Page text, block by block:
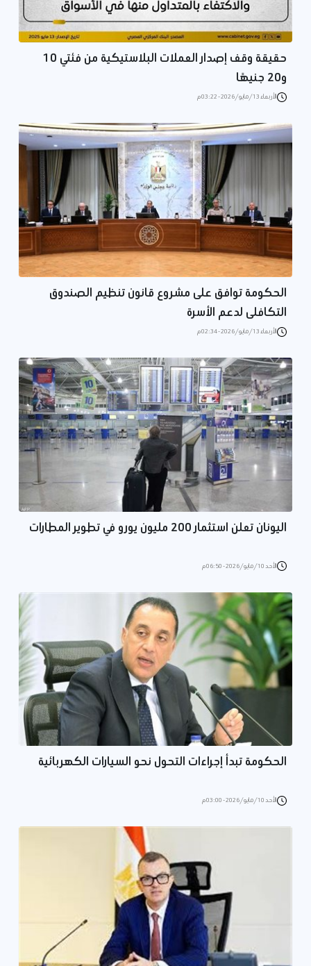
حقيقة وقف إصدار العملات البلاستيكية من فئتي 10
و20 جنيهًا
الأربعاء 13/مايو/2026 - 03:22 م
الحكومة توافق على مشروع قانون تنظيم الصندوق
التكافلى لدعم الأسرة
الأربعاء 13/مايو/2026 - 02:34 م
اليونان تعلن استثمار 200 مليون يورو في تطوير المطارات
الأحد 10/مايو/2026 - 06:50 م
الحكومة تبدأ إجراءات التحول نحو السيارات الكهربائية
الأحد 10/مايو/2026 - 03:00 م